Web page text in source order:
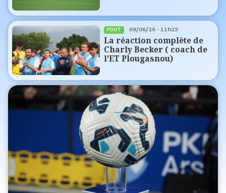
FOOT
09/06/26 - 11h25
La réaction complète de
Charly Becker ( coach de
l'ET Plougasnou)